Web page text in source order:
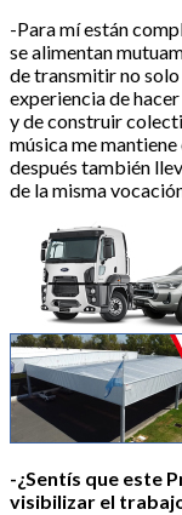
-Para mí están
se alimentan
de transmitir no
experiencia de
y de construir
música me
después también
de la misma
-¿Sentís que este
visibilizar el